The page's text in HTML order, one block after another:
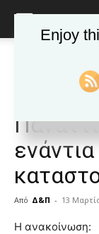
ΡΕΚ
Από Δ&Π - 13
blonde
Η ανακοίνωση:
Enjoy